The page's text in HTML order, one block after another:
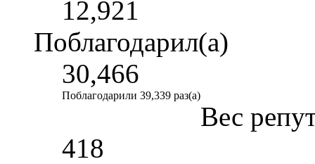
12,921
Поблагодарил(а)
30,466
Поблагодарили 39,339 раз(а)
Вес
418